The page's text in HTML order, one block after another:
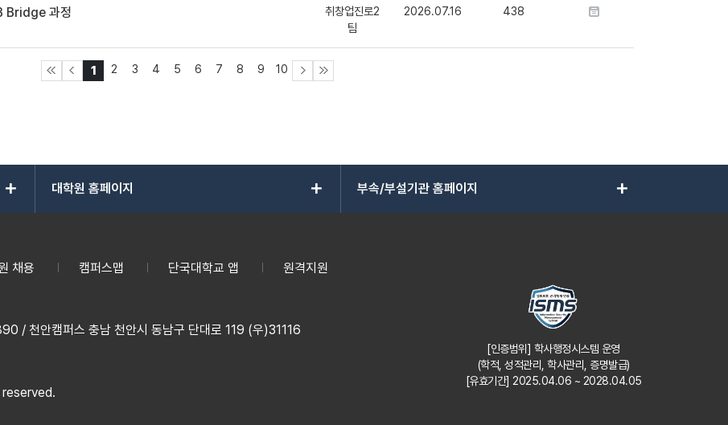
Bridge 과정
취창업진로2
팀
2026.07.16 438
1 2 3 4 5 6 7 8 9 10
add 대학원 홈페이지 add 부속/부설기관 홈페이지 add
채용 캠퍼스맵 단국대학교 앱 원격지원
/ 천안캠퍼스 충남 천안시 동남구 단대로 119 (우)31116
[인증범위] 학사행정시스템 운영
(학적, 성적관리, 학사관리, 증명발급)
[유효기간] 2025.04.06 ~ 2028.04.05